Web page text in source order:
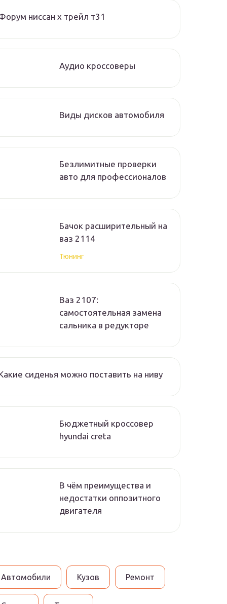
ниссан х трейл т31
Аудио кроссоверы
Виды дисков автомобиля
Безлимитные проверки
авто для профессионалов
Бачок расширительный на
ваз 2114
Тюнинг
Ваз 2107:
самостоятельная замена
сальника в редукторе
сиденья можно поставить на ниву
Бюджетный кроссовер
hyundai creta
В чём преимущества и
недостатки оппозитного
двигателя
Автомобили Кузов Ремонт